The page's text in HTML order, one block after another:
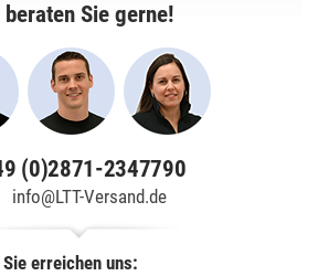
beraten Sie gerne!
(0)2871-2347790
info@LTT-Versand.de
Sie erreichen uns: